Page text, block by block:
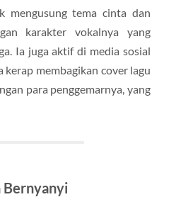
mengusung tema cinta dan
karakter vokalnya yang
Ia juga aktif di media sosial
kerap membagikan cover lagu
para penggemarnya, yang
Bernyanyi